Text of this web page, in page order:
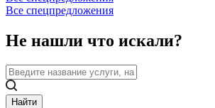
Все спецпредложения
Не нашли что искали?
Найти